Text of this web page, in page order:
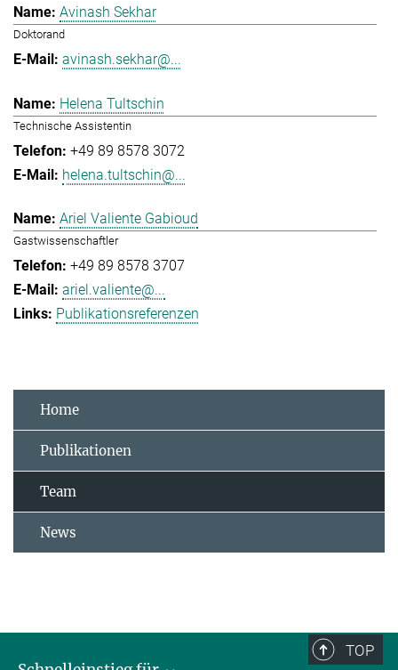
Avinash Sekhar
Doktorand
avinash.sekhar@...
Helena Tultschin
Technische Assistentin
+49 89 8578 3072
helena.tultschin@...
Ariel Valiente Gabioud
Gastwissenschaftler
+49 89 8578 3707
ariel.valiente@...
Publikationsreferenzen
Home
Publikationen
Team
News
TOP